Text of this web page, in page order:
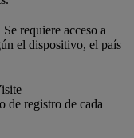
requiere acceso a
el dispositivo, el país
de registro de cada